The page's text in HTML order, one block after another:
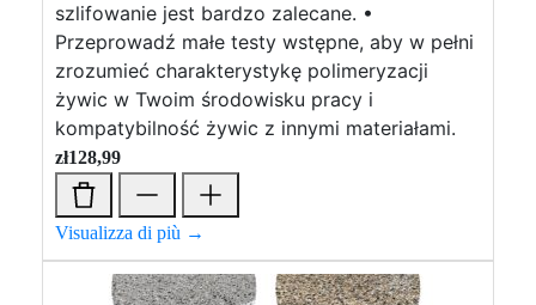
szlifowanie jest bardzo zalecane. •
Przeprowadź małe testy wstępne, aby w pełni
zrozumieć charakterystykę polimeryzacji
żywic w Twoim środowisku pracy i
kompatybilność żywic z innymi materiałami.
zł128,99
Visualizza di più →